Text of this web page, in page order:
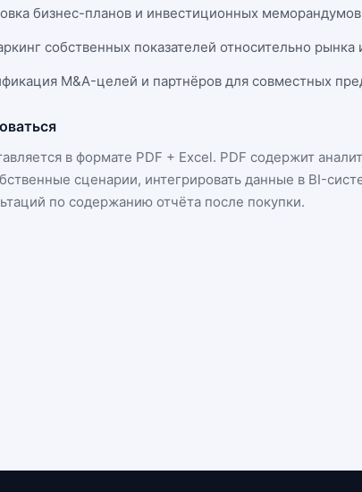
бизнес-планов и инвестиционных меморандумов
собственных показателей относительно рынка
M&A-целей и партнёров для совместных
в формате PDF + Excel. PDF содержит
сценарии, интегрировать данные в BI-
по содержанию отчёта после покупки.